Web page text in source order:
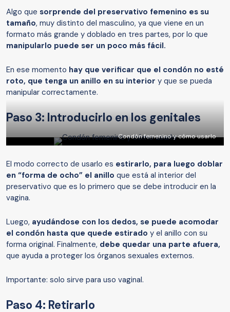
Algo que sorprende del preservativo femenino es su
tamaño, muy distinto del masculino, ya que viene en un
formato más grande y doblado en tres partes, por lo que
manipularlo puede ser un poco más fácil.
En ese momento hay que verificar que el condón no esté
roto, que tenga un anillo en su interior y que se pueda
manipular correctamente.
Paso 3: Introducirlo en los genitales
Condón femenino y cómo usarlo
El modo correcto de usarlo es estirarlo, para luego doblar
en “forma de ocho” el anillo que está al interior del
preservativo que es lo primero que se debe introducir en la
vagina.
Luego, ayudándose con los dedos, se puede acomodar
el condón hasta que quede estirado y el anillo con su
forma original. Finalmente, debe quedar una parte afuera,
que ayuda a proteger los órganos sexuales externos.
Importante: solo sirve para uso vaginal.
Paso 4: Retirarlo